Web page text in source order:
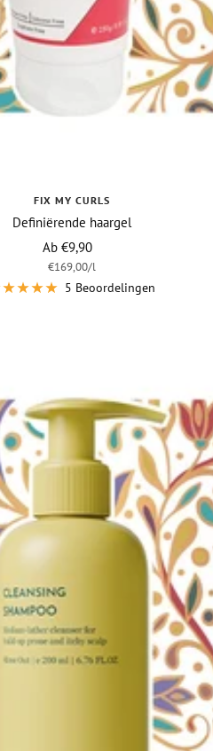
FIX MY CURLS
Definiërende haargel
Vraagprijs
Ab €9,90
€169,00/l
5 Beoordelingen